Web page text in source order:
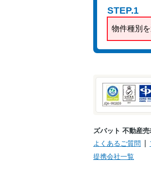
土地
マンション
土地
STEP.1
物件種別
ズバット 不動産
よくあるご質問
提携会社一覧